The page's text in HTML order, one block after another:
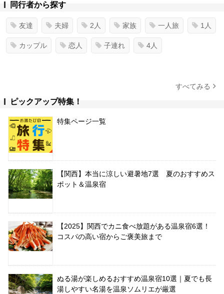
同行者から探す
友達 夫婦 2人 家族 一人旅 1人
カップル 恋人 子連れ 4人
すべてみる
ピックアップ特集！
特集ページ一覧
【関西】本当に涼しい避暑地7選 夏のおすすめス
ポット＆温泉宿
【2025】関西でカニ食べ放題がある温泉宿6選！
コスパの高い宿からご褒美旅まで
ぬる湯が楽しめるおすすめ温泉宿10選｜夏でも長
湯しやすい名湯を温泉ソムリエが厳選